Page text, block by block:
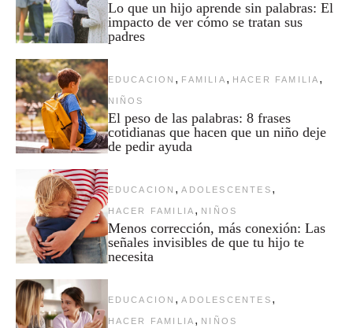
Lo que un hijo aprende sin palabras: El
impacto de ver cómo se tratan sus
padres
EDUCACION , FAMILIA , HACER FAMILIA ,
NIÑOS
El peso de las palabras: 8 frases
cotidianas que hacen que un niño deje
de pedir ayuda
EDUCACION , ADOLESCENTES ,
HACER FAMILIA , NIÑOS
Menos corrección, más conexión: Las
señales invisibles de que tu hijo te
necesita
EDUCACION , ADOLESCENTES ,
HACER FAMILIA , NIÑOS